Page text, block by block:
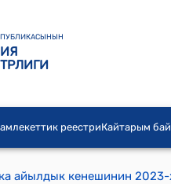
реестриКайтарым